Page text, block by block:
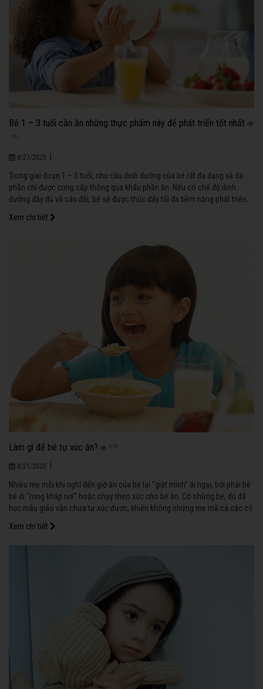
Bé 1 – 3 tuổi cần ăn những thực phẩm này để phát triển tốt nhất
761
8/21/2020
Trong giai đoạn 1 – 3 tuổi, nhu cầu dinh dưỡng của bé rất đa dạng và đa
phần chỉ được cung cấp thông qua khẩu phần ăn. Nếu có chế độ dinh
dưỡng đầy đủ và cân đối, bé sẽ được thúc đẩy tối đa tiềm năng phát triển.
Xem chi tiết
Làm gì để bé tự xúc ăn? 818
8/21/2020
Nhiều mẹ mỗi khi nghĩ đến giờ ăn của bé lại “giật mình” ái ngại, bởi phải bế
bé đi “rong khắp nơi” hoặc chạy theo xúc cho bé ăn. Có những bé, dù đã
học mẫu giáo vẫn chưa tự xúc được, khiến không những mẹ mà cả các cô
giáo cũng vất vả.
Xem chi tiết